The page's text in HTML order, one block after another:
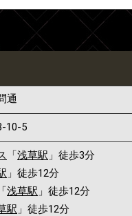
通
10-5
「浅草駅 」徒歩3分
」徒歩12分
「浅草駅 」徒歩12分
駅 」徒歩12分